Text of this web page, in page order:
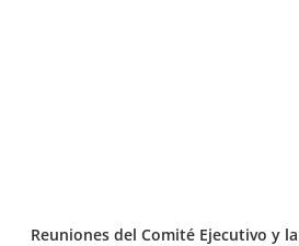
Reuniones del Comité Ejecutivo y